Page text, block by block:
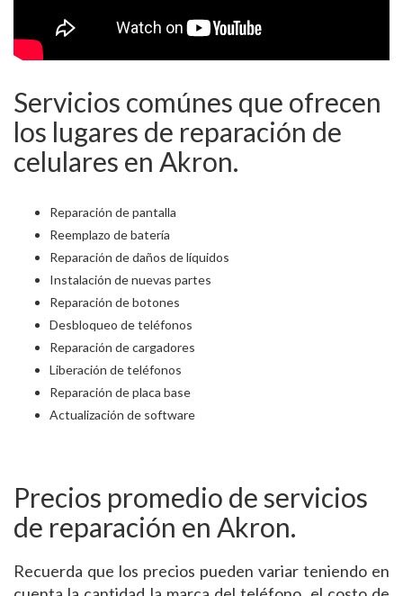
Servicios comúnes que ofrecen
los lugares de reparación de
celulares en Akron.
Reparación de pantalla
Reemplazo de batería
Reparación de daños de líquidos
Instalación de nuevas partes
Reparación de botones
Desbloqueo de teléfonos
Reparación de cargadores
Liberación de teléfonos
Reparación de placa base
Actualización de software
Precios promedio de servicios
de reparación en Akron.
Recuerda que los precios pueden variar teniendo en